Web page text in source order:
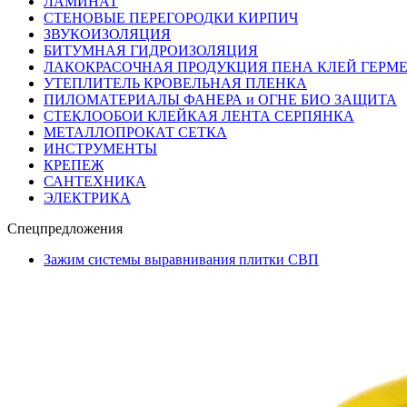
СТЕНОВЫЕ ПЕРЕГОРОДКИ КИРПИЧ
ЗВУКОИЗОЛЯЦИЯ
БИТУМНАЯ ГИДРОИЗОЛЯЦИЯ
ЛАКОКРАСОЧНАЯ ПРОДУКЦИЯ ПЕНА КЛЕЙ
УТЕПЛИТЕЛЬ КРОВЕЛЬНАЯ ПЛЕНКА
ПИЛОМАТЕРИАЛЫ ФАНЕРА и ОГНЕ БИО ЗАЩИТА
СТЕКЛООБОИ КЛЕЙКАЯ ЛЕНТА СЕРПЯНКА
МЕТАЛЛОПРОКАТ СЕТКА
ИНСТРУМЕНТЫ
КРЕПЕЖ
САНТЕХНИКА
ЭЛЕКТРИКА
Спецпредложения
Зажим системы выравнивания плитки СВП